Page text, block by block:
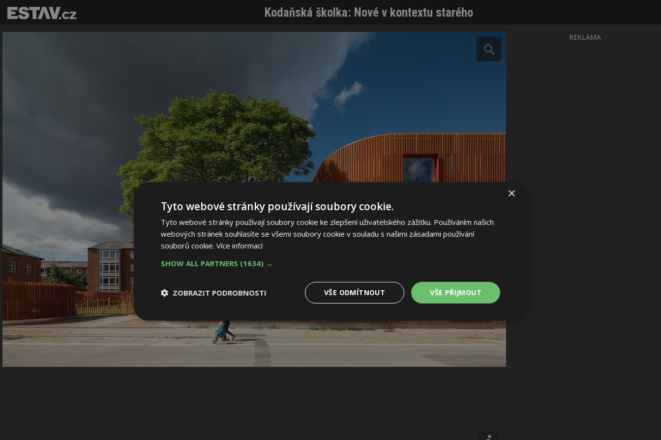
Kodaňská školka: Nové v kontextu starého
REKLAMA
×
Tyto webové stránky používají soubory cookie.
Tyto webové stránky používají soubory cookie ke zlepšení uživatelského zážitku. Používáním našich
webových stránek souhlasíte se všemi soubory cookie v souladu s našimi zásadami používání
souborů cookie. Více informací
SHOW ALL PARTNERS (1634) →
VŠE PŘIJMOUT
VŠE ODMÍTNOUT
ZOBRAZIT PODROBNOSTI
Nezbytně nutné
soubory
Výkonové
soubory
Soubory cílení Funkční soubory
Nezařazené
soubory